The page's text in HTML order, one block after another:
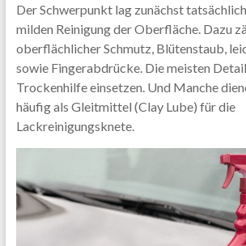
Der Schwerpunkt lag zunächst
milden Reinigung der Oberfläche. Dazu
oberflächlicher Schmutz, Blütenstaub,
sowie Fingerabdrücke. Die meisten
Trockenhilfe einsetzen. Und Manche
häufig als Gleitmittel (Clay Lube) für die
Lackreinigungsknete.